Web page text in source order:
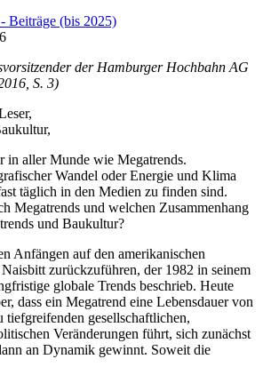
(bis 2025)
der Hamburger Hochbahn AG
S. 3)
in aller Munde wie Megatrends.
Wandel oder Energie und Klima
täglich in den Medien zu finden sind.
Megatrends und welchen Zusammenhang
und Baukultur?
Anfängen auf den amerikanischen
zurückzuführen, der 1982 in seinem
globale Trends beschrieb. Heute
dass ein Megatrend eine Lebensdauer von
tiefgreifenden gesellschaftlichen,
Veränderungen führt, sich zunächst
an Dynamik gewinnt. Soweit die